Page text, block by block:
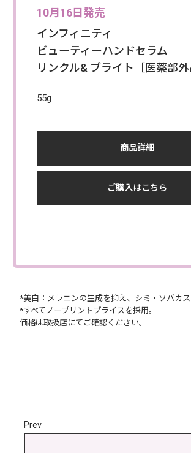
10月16日発売
インフィニティ
ビューティーハンドセラム
リンクル& ブライト［医薬部外
55g
商品詳細
ご購入はこちら
*美白：メラニンの生成を抑え、シミ・ソバカス
*すべてノープリントプライスを採用。
価格は取扱店にてご確認ください。
Prev